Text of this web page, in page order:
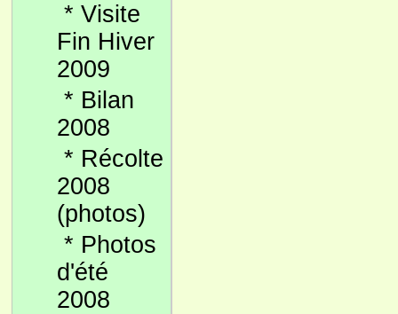
* Visite
Fin Hiver
2009
* Bilan
2008
* Récolte
2008
(photos)
* Photos
d'été
2008